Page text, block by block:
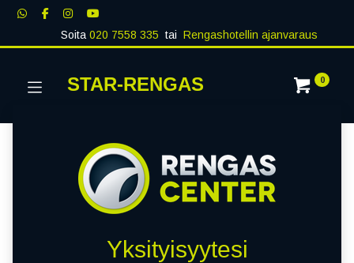
Soita020 7558 335 tai Rengashotellin ajanvaraus
STAR-RENGAS 0
Yksityisyytesi